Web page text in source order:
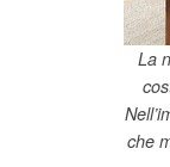
La
che